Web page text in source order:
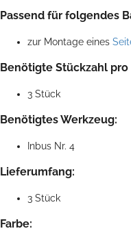
Passend für folgendes
zur Montage eines
Benötigte Stückzahl pro
3 Stück
Benötigtes Werkzeug:
Inbus Nr. 4
Lieferumfang:
3 Stück
Farbe: